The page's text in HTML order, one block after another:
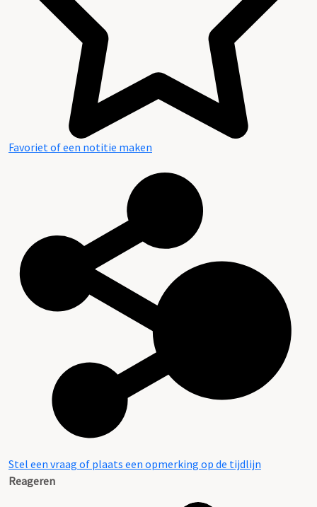
Favoriet of een notitie maken
Stel een vraag of plaats een opmerking op de tijdlijn
Reageren